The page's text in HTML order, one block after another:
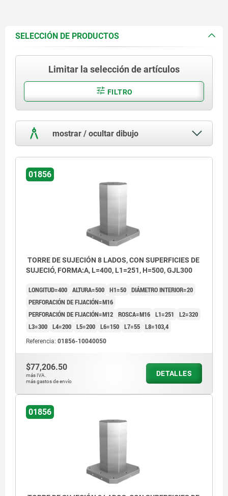
SELECCIÓN DE PRODUCTOS
Limitar la selección de artículos
FILTRO
mostrar / ocultar dibujo
1) Perforación de pasada para tornillo de cabeza
cilíndrica DIN 912 (D3/D4)
01856
TORRE DE SUJECIÓN 8 LADOS, CON SUPERFICIES DE
SUJECIÓ, FORMA:A, L=400, L1=251, H=500, GJL300
LONGITUD=400 ALTURA=500 H1=50 DIÁMETRO INTERIOR=20
PERFORACIÓN DE FIJACIÓN=M16
PERFORACIÓN DE FIJACIÓN=M12 ROSCA=M16 L1=251
L2=320
L3=300 L4=200 L5=200 L6=150 L7=55 L8=103,4
Referencia: 01856-10040050
$77,206.50
más IVA.
más gastos de envío
DETALLES
01856